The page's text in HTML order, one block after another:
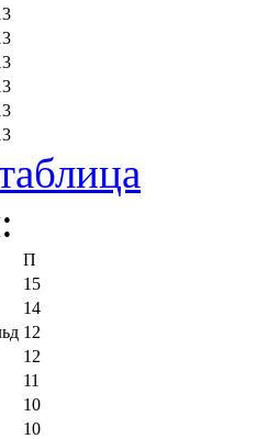
П
15
14
12
12
11
10
10